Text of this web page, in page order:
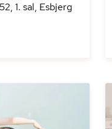
1. sal, Esbjerg